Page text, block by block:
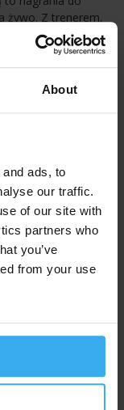
About
ads, to
our traffic.
of our site with
partners who
you’ve
from your use
żywo. Z trenerem,
reaguje i ma
tych samych
i według tego
na pomoc trenera,
godzin zajęć
zajęcia
Państwoten
a trener
żeby
Więcej